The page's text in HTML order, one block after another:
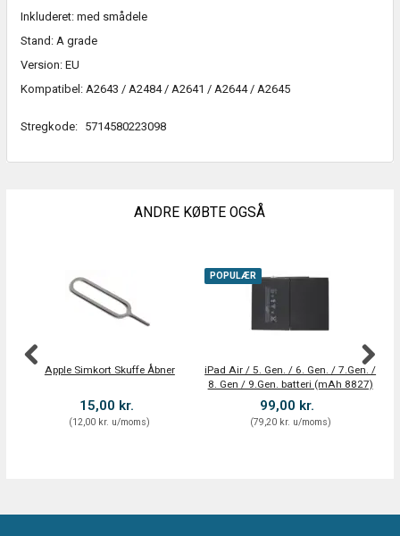
Inkluderet: med smådele
Stand: A grade
Version: EU
Kompatibel: A2643 / A2484 / A2641 / A2644 / A2645
Stregkode: 5714580223098
ANDRE KØBTE OGSÅ
Apple Simkort Skuffe Åbner
15,00 kr.
(12,00 kr. u/moms)
POPULÆR
iPad Air / 5. Gen. / 6. Gen. / 7.Gen. /
8. Gen / 9.Gen. batteri (mAh 8827)
99,00 kr.
(79,20 kr. u/moms)